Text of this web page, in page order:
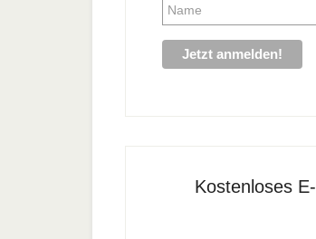
Kostenloses